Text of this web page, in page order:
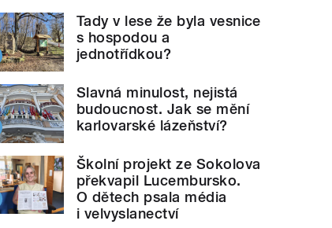
Tady v lese že byla vesnice
s hospodou a
jednotřídkou?
Slavná minulost, nejistá
budoucnost. Jak se mění
karlovarské lázeňství?
Školní projekt ze Sokolova
překvapil Lucembursko.
O dětech psala média
i velvyslanectví